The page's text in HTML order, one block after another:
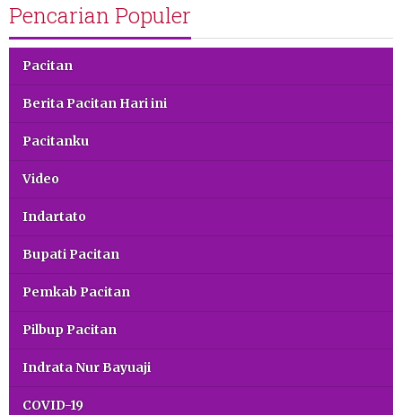
Pencarian Populer
Pacitan
Berita Pacitan Hari ini
Pacitanku
Video
Indartato
Bupati Pacitan
Pemkab Pacitan
Pilbup Pacitan
Indrata Nur Bayuaji
COVID-19